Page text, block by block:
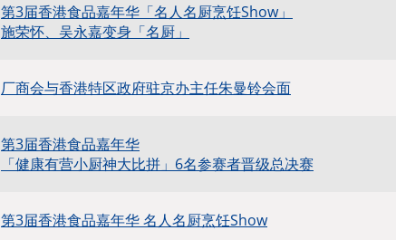
第3届香港食品嘉年华「名人名厨烹饪Show」
施荣怀、吴永嘉变身「名厨」
厂商会与香港特区政府驻京办主任朱曼铃会面
第3届香港食品嘉年华
「健康有营小厨神大比拼」6名参赛者晋级总决赛
第3届香港食品嘉年华 名人名厨烹饪Show